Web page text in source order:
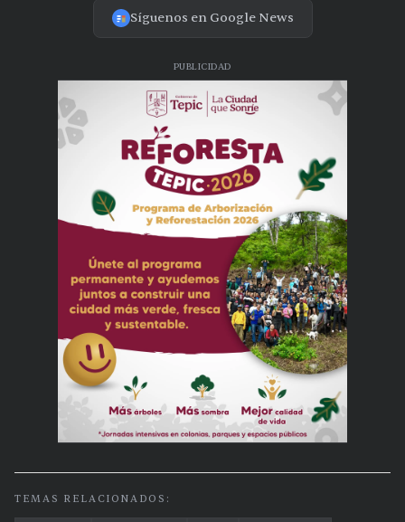
Síguenos en Google News
PUBLICIDAD
TEMAS RELACIONADOS: